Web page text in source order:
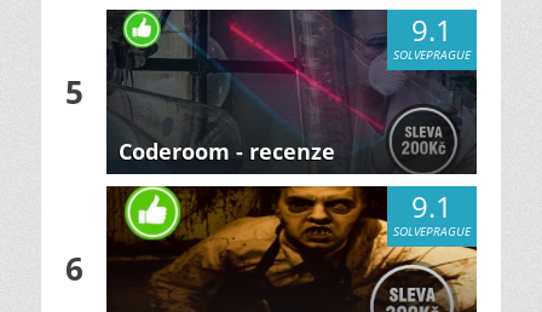
5
9.1
SOLVEPRAGUE
Coderoom - recenze
6
9.1
SOLVEPRAGUE